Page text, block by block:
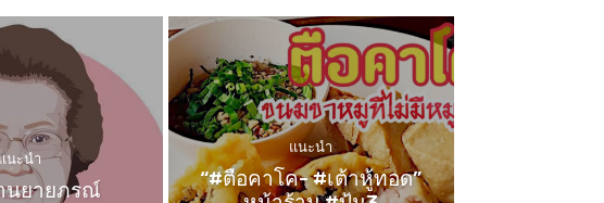
นะนำ
นยายภรณ์
แนะนำ
“#ตือคาโค- #เต้าหู้ทอด”